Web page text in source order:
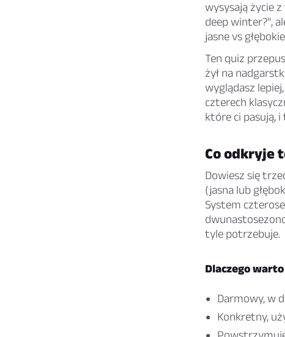
wysysają życie
deep winter?",
jasne vs
Ten quiz
żył na
wyglądasz
czterech
które ci pasują,
Co odkryje
Dowiesz się
(jasna lub
System
tyle potrzebuje.
Dlaczego
Darmowy, w
Konkretny,